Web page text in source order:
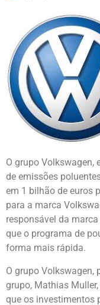
O grupo Volkswagen,
de emissões
em 1 bilhão de euros
para a marca
responsável da
que o programa de
forma mais rápida.
O grupo Volkswagen,
grupo, Mathias
que os investimentos